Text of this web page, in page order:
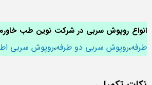
انواع روپوش سربی در شرکت نوین طب
طرفه،روپوش سربی دو طرفه،روپوش سربی